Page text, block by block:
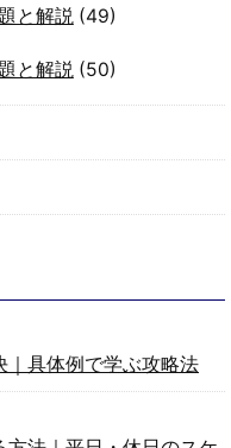
と解説(49)
と解説(50)
｜具体例で学ぶ攻略法